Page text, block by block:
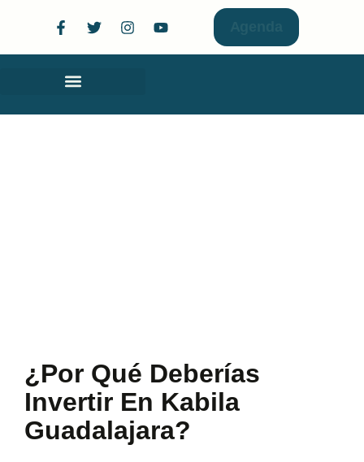
¿Por Qué Deberías
Invertir En Kabila
Guadalajara?